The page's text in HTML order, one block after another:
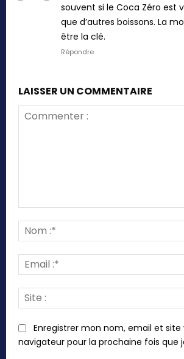
souvent si le Coca Zéro est
que d’autres boissons. La
être la clé.
Répondre
LAISSER UN COMMENTAIRE
Enregistrer mon nom, email et site
navigateur pour la prochaine fois que